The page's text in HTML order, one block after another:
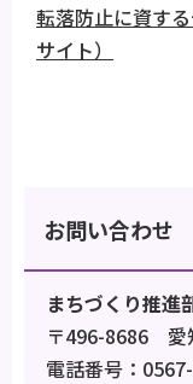
転落防止に資す
サイト）
お問い合わせ
まちづくり推
〒496-8686 愛
電話番号：